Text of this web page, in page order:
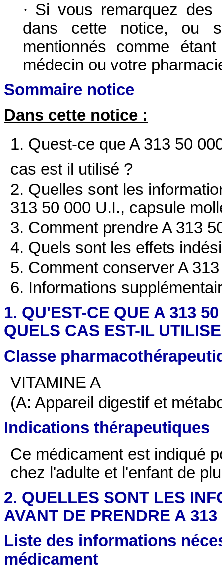
· Si vous remarquez des
dans cette notice, ou
mentionnés comme
médecin ou votre
Sommaire notice
Dans cette notice :
1. Quest-ce que A 313 50
cas est il utilisé ?
2. Quelles sont les
313 50 000 U.I., capsule
3. Comment prendre A 313
4. Quels sont les effets
5. Comment conserver A
6. Informations
1. QU'EST-CE QUE A 313
QUELS CAS EST-IL
Classe
VITAMINE A
(A: Appareil digestif et
Indications thérapeutiques
Ce médicament est indiqué
chez l'adulte et l'enfant de
2. QUELLES SONT LES
AVANT DE PRENDRE A
Liste des informations
médicament